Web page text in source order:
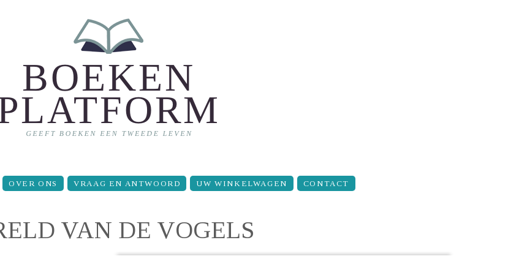
OVER ONS VRAAG EN ANTWOORD UW WINKELWAGEN CONTACT
VAN DE VOGELS